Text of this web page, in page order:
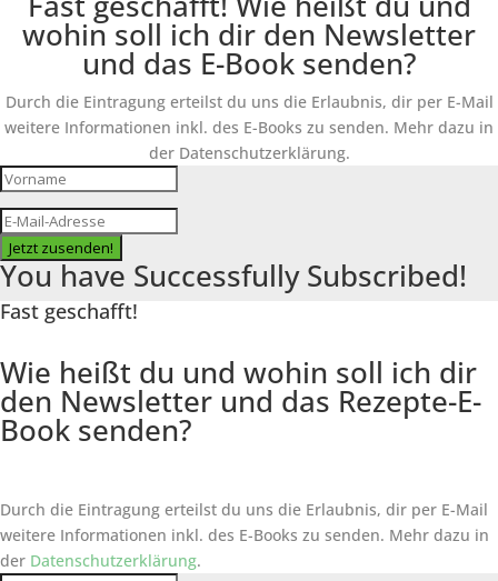
wohin soll ich dir den Newsletter
und das E-Book senden?
Durch die Eintragung erteilst du uns die Erlaubnis, dir per E-Mail
weitere Informationen inkl. des E-Books zu senden. Mehr dazu in
der Datenschutzerklärung.
Jetzt zusenden!
You have Successfully Subscribed!
Fast geschafft!
Wie heißt du und wohin soll ich dir
den Newsletter und das Rezepte-E-
Book senden?
Durch die Eintragung erteilst du uns die Erlaubnis, dir per E-Mail
weitere Informationen inkl. des E-Books zu senden. Mehr dazu in
der Datenschutzerklärung.